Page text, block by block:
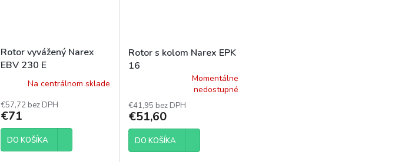
Rotor vyvážený Narex
EBV 230 E
Na centrálnom sklade
€57,72 bez DPH
€71
DO KOŠÍKA
Rotor s kolom Narex EPK
16
produktu
je
3,9
5
Momentálne
nedostupné
€41,95 bez DPH
€51,60
DO KOŠÍKA